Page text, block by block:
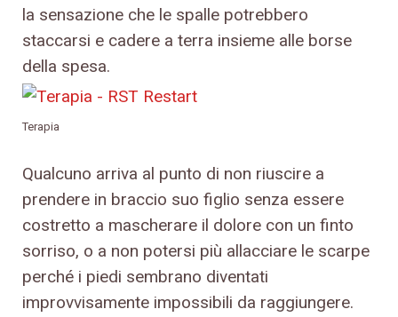
la sensazione che le spalle potrebbero
staccarsi e cadere a terra insieme alle borse
della spesa.
Terapia
Qualcuno arriva al punto di non riuscire a
prendere in braccio suo figlio senza essere
costretto a mascherare il dolore con un finto
sorriso, o a non potersi più allacciare le scarpe
perché i piedi sembrano diventati
improvvisamente impossibili da raggiungere.